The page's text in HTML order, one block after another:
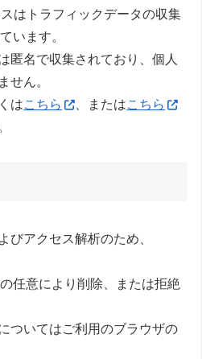
はトラフィックデータの収集
います。
匿名で収集されており、個人
せん。
はこちら 、またはこちら
びアクセス解析のため、
任意により削除、または拒絶
ついてはご利用のブラウザの